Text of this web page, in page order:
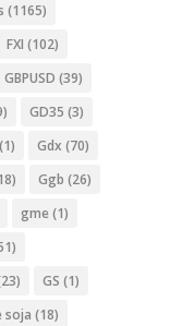
(1165)
FXI (102)
GBPUSD (39)
GD35 (3)
(1) Gdx (70)
Ggb (26)
gme (1)
GS (1)
soja (18)